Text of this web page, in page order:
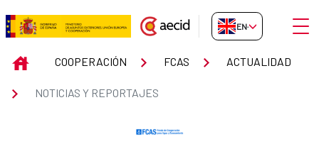
Skip to Main Content
Noticias y reportajes
EN-GB
INICIOCOOPERACIÓN FCAS ACTUALIDAD
NOTICIAS Y REPORTAJES